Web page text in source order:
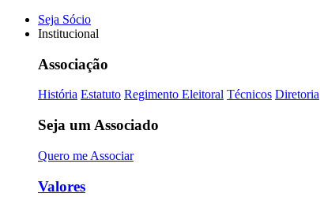
Seja Sócio
Institucional
Associação
História Estatuto Regimento Eleitoral Técnicos Diretoria
Seja um Associado
Quero me Associar
Valores